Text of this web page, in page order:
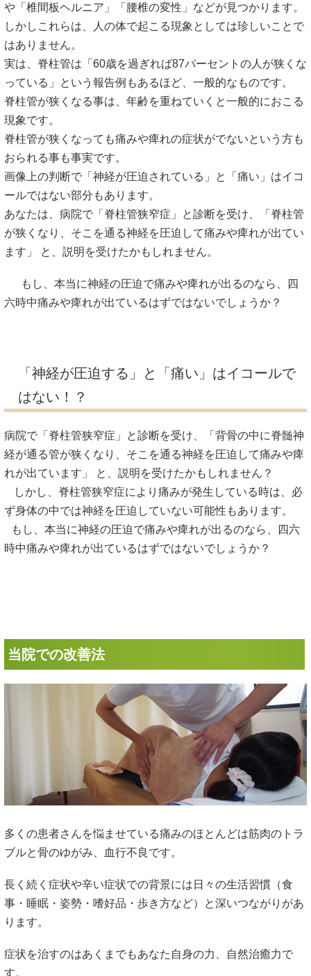
や「椎間板ヘルニア」「腰椎の変性」などが見つかります。
しかしこれらは、人の体で起こる現象としては珍しいことで
はありません。
実は、脊柱管は「60歳を過ぎれば87パーセントの人が狭くな
っている」という報告例もあるほど、一般的なものです。
脊柱管が狭くなる事は、年齢を重ねていくと一般的におこる
現象です。
脊柱管が狭くなっても痛みや痺れの症状がでないという方も
おられる事も事実です。
画像上の判断で「神経が圧迫されている」と「痛い」はイコ
ールではない部分もあります。
あなたは、病院で「脊柱管狭窄症」と診断を受け、「脊柱管
が狭くなり、そこを通る神経を圧迫して痛みや痺れが出てい
ます」 と、説明を受けたかもしれません。
もし、本当に神経の圧迫で痛みや痺れが出るのなら、四
六時中痛みや痺れが出ているはずではないでしょうか？
「神経が圧迫する」と「痛い」はイコールで
はない！？
病院で「脊柱管狭窄症」と診断を受け、「背骨の中に脊髄神
経が通る管が狭くなり、そこを通る神経を圧迫して痛みや痺
れが出ています」 と、説明を受けたかもしれません？
しかし、脊柱管狭窄症により痛みが発生している時は、必
ず身体の中では神経を圧迫していない可能性もあります。
もし、本当に神経の圧迫で痛みや痺れが出るのなら、四六
時中痛みや痺れが出ているはずではないでしょうか？
当院での改善法
多くの患者さんを悩ませている痛みのほとんどは筋肉のトラ
ブルと骨のゆがみ、血行不良です。
長く続く症状や辛い症状での背景には日々の生活習慣（食
事・睡眠・姿勢・嗜好品・歩き方など）と深いつながりがあ
ります。
症状を治すのはあくまでもあなた自身の力、自然治癒力で
す。